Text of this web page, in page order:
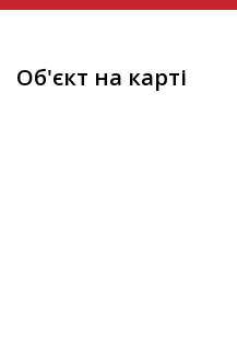
Об'єкт на карті